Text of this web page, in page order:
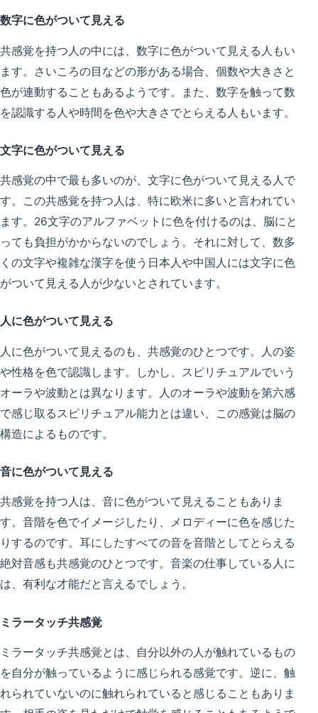
数字に色がついて見える
共感覚を持つ人の中には、 数字に色がついて見える 人もい
ます。さいころの目などの形がある場合、個数や大きさと
色が連動することもあるようです。また、数字を触って数
を認識する人や時間を色や大きさでとらえる 人もいます。
文字に色がついて見える
共感覚の中で最も多いのが、 文字に色がついて見える 人で
す。この共感覚を持つ人は、 特に欧米に多いと言われてい
ます。26文字のアルファベットに色を付けるのは、脳にと
っても負担がかからないのでしょう。それに対して、数多
くの文字や複雑な漢字を使う日本人や中国人には文字に色
がついて見える人が少ないとされています。
人に色がついて見える
人に色がついて見えるのも、共感覚のひとつです。
人の姿
や性格を色で認識します。しかし、スピリチュアルでいう
オーラや波動とは異なります。人のオーラや波動を第六感
で感じ取るスピリチュアル能力とは違い、この感覚は脳の
構造によるものです。
音に色がついて見える
共感覚を持つ人は、音に色がついて見えることもありま
す。 音階を色でイメージしたり、メロディーに色を感じた
りするのです。耳にしたすべての音を音階としてとらえる
絶対音感も共感覚のひとつです。音楽の仕事している人に
は、有利な才能だと言えるでしょう。
ミラータッチ共感覚
ミラータッチ共感覚とは、
自分以外の人が触れているもの
を自分が触っているように感じられる感覚です。逆に、触
れられていないのに触れられていると感じることもありま